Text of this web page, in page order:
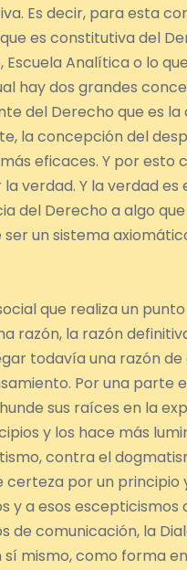
Es decir, para esta
es constitutiva del
Analítica o lo
hay dos grandes
del Derecho que es
la concepción del
eficaces. Y por esto
verdad. Y la verdad
del Derecho a algo
un sistema
que realiza un
razón, la razón
todavía una razón
Por una
sus raíces en la
y los hace más
contra el
por un principio
y a esos
de comunicación, la
mismo, como forma